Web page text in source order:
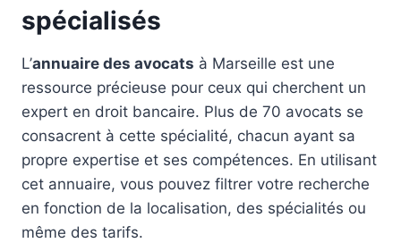
spécialisés
L’annuaire des avocats à Marseille est une
ressource précieuse pour ceux qui cherchent un
expert en droit bancaire. Plus de 70 avocats se
consacrent à cette spécialité, chacun ayant sa
propre expertise et ses compétences. En utilisant
cet annuaire, vous pouvez filtrer votre recherche
en fonction de la localisation, des spécialités ou
même des tarifs.